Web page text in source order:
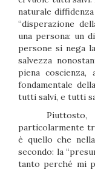
naturale
“disperazione
una persona: un
persone si nega
salvezza
piena coscienza,
fondamentale
tutti salvi, e tutti
particolarmente
è quello che
secondo: la
tanto perché mi